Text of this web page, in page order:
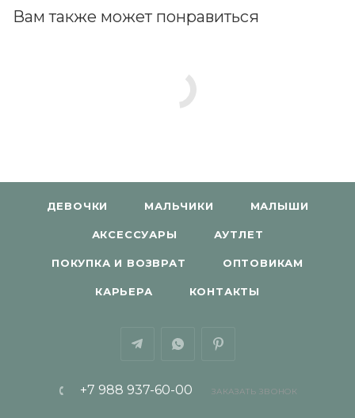
Вам также может понравиться
ДЕВОЧКИ МАЛЬЧИКИ МАЛЫШИ
АКСЕССУАРЫ АУТЛЕТ
ПОКУПКА И ВОЗВРАТ ОПТОВИКАМ
КАРЬЕРА КОНТАКТЫ
+7 988 937-60-00 ЗАКАЗАТЬ ЗВОНОК